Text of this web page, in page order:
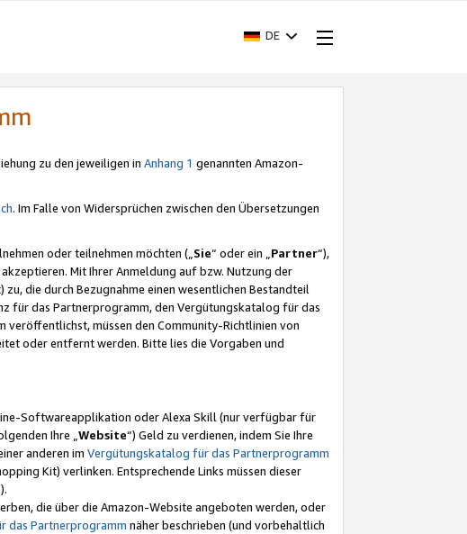
DE
zu den jeweiligen in Anhang 1 genannten Amazon-
. Im Falle von Widersprüchen zwischen den Übersetzungen
oder teilnehmen möchten („Sie“ oder ein „Partner“),
akzeptieren. Mit Ihrer Anmeldung auf bzw. Nutzung der
die durch Bezugnahme einen wesentlichen Bestandteil
für das Partnerprogramm, den Vergütungskatalog für das
müssen den Community-Richtlinien von
oder entfernt werden. Bitte lies die Vorgaben und
Softwareapplikation oder Alexa Skill (nur verfügbar für
Ihre „ Website“) Geld zu verdienen, indem Sie Ihre
anderen im Vergütungskatalog für das Partnerprogramm
Kit) verlinken. Entsprechende Links müssen dieser
die über die Amazon-Website angeboten werden, oder
das Partnerprogramm näher beschrieben (und vorbehaltlich